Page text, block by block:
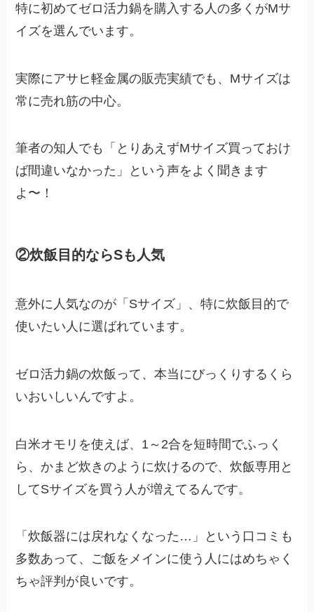
特に初めてゼロ活力鍋を購入する人の多くがMサ
イズを選んでいます。
実際にアサヒ軽金属の販売実績でも、Mサイズは
常に売れ筋の中心。
筆者の知人でも「とりあえずMサイズ買っておけ
ば間違いなかった」という声をよく聞きます
よ〜！
②炊飯目的ならSも人気
意外に人気なのが「Sサイズ」、特に炊飯目的で
使いたい人に選ばれています。
ゼロ活力鍋の炊飯って、本当にびっくりするくら
いおいしいんですよ。
白米オモリを使えば、1～2合を短時間でふっく
ら、かまど炊きのように炊けるので、炊飯専用と
してSサイズを買う人が増えてるんです。
「炊飯器には戻れなくなった…」という口コミも
多数あって、ご飯をメインに使う人にはめちゃく
ちゃ評判が良いです。